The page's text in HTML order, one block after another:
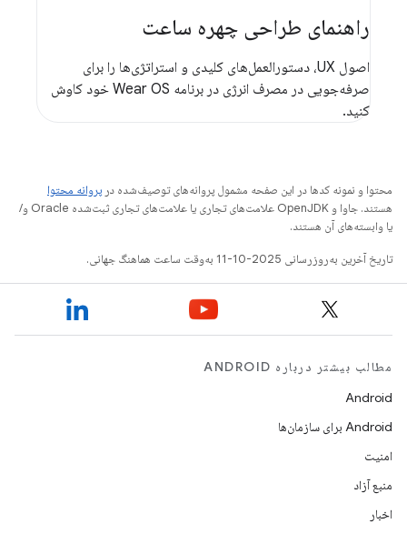
راهنمای طراحی چهره ساعت
اصول UX، دستورالعمل‌های کلیدی و استراتژی‌ها را برای
صرفه‌جویی در مصرف انرژی در برنامه Wear OS خود کاوش
کنید.
محتوا و نمونه کدها در این صفحه مشمول پروانه‌های توصیف‌شده در پروانه محتوا
هستند. جاوا و OpenJDK علامت‌های تجاری یا علامت‌های تجاری ثبت‌شده Oracle و/
یا وابسته‌های آن هستند.
تاریخ آخرین به‌روزرسانی 2025-10-11 به‌وقت ساعت هماهنگ جهانی.
مطالب بیشتر درباره ANDROID
Android
Android برای سازمان‌ها
امنیت
منبع آزاد
اخبار